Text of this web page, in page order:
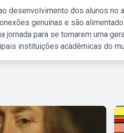
desenvolvimento dos alunos no
genuínas e são
para se tornarem uma
instituições acadêmicas do